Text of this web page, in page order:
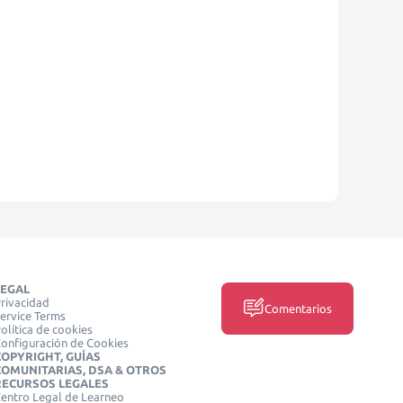
Terms
de cookies
de Cookies
GUÍAS
DSA & OTROS
LEGALES
Legal de Learneo
Comentarios